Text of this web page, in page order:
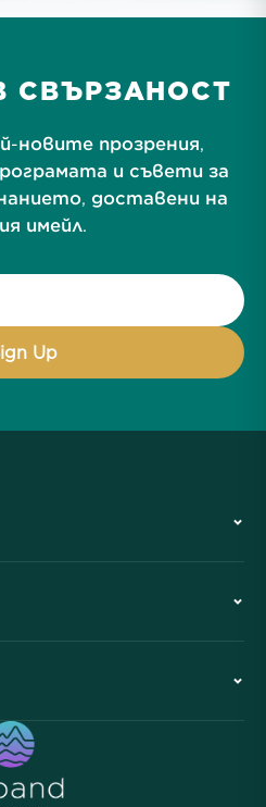
СВЪРЗАНОСТ
новите прозрения,
и съвети за
доставени на
имейл.